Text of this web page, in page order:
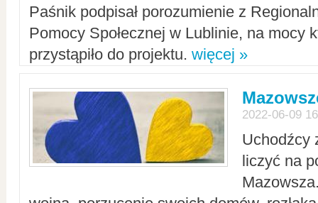
Paśnik podpisał porozumienie z
Pomocy Społecznej w Lublinie, na mocy
przystąpiło do projektu. więcej »
2022-06-09
Uchodźcy
liczyć na